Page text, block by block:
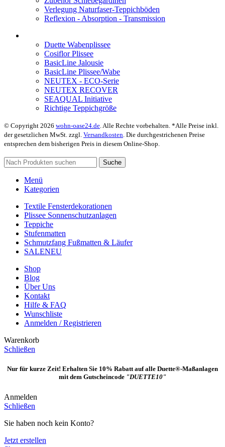
Verlegung Naturfaser-Teppichböden
Reflexion - Absorption - Transmission
Duette Wabenplissee
Cosiflor Plissee
BasicLine Jalousie
BasicLine Plissee/Wabe
NEUTEX - ECO-Serie
NEUTEX RECOVER
SEAQUAL Initiative
Richtige Teppichgröße
© Copyright 2026 wohn-oase24.de. Alle Rechte vorbehalten. *Alle Preise inkl.
der gesetzlichen MwSt. zzgl. Versandkosten. Die durchgestrichenen Preise
entsprechen dem bisherigen Preis in diesem Online-Shop.
Suche
Menü
Kategorien
Textile Fensterdekorationen
Plissee Sonnenschutzanlagen
Teppiche
Stufenmatten
Schmutzfang Fußmatten & Läufer
SALENEU
Shop
Blog
Über Uns
Kontakt
Hilfe & FAQ
Wunschliste
Anmelden / Registrieren
Warenkorb
Schließen
Nur für kurze Zeit! Erhalten Sie 10% Rabatt auf alle Duette®-Maßanlagen
mit dem Gutscheincode "DUETTE10"
Anmelden
Schließen
Sie haben noch kein Konto?
Jetzt erstellen